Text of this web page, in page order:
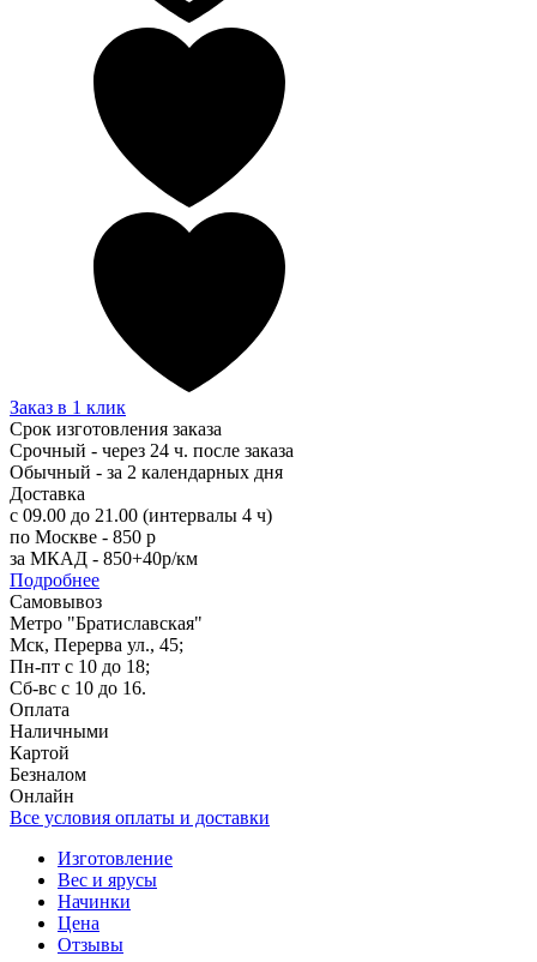
Заказ в 1 клик
Срок изготовления заказа
Срочный - через 24 ч. после заказа
Обычный - за 2 календарных дня
Доставка
с 09.00 до 21.00 (интервалы 4 ч)
по Москве - 850 р
за МКАД - 850+40р/км
Подробнее
Самовывоз
Метро "Братиславская"
Мск, Перерва ул., 45;
Пн-пт с 10 до 18;
Сб-вс с 10 до 16.
Оплата
Наличными
Картой
Безналом
Онлайн
Все условия оплаты и доставки
Изготовление
Вес и ярусы
Начинки
Цена
Отзывы